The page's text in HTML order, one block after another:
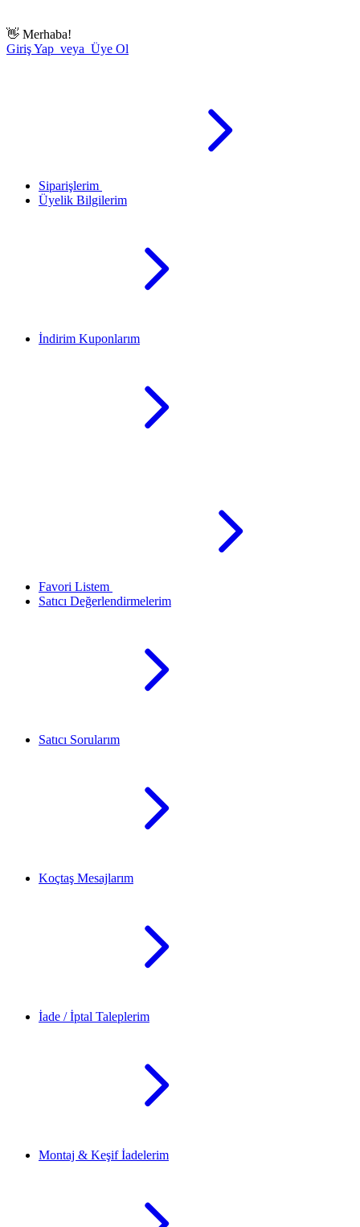
👋 Merhaba!
Giriş Yap veya Üye Ol
Siparişlerim
Üyelik Bilgilerim
İndirim Kuponlarım
Favori Listem
Satıcı Değerlendirmelerim
Satıcı Sorularım
Koçtaş Mesajlarım
İade / İptal Taleplerim
Montaj & Keşif İadelerim